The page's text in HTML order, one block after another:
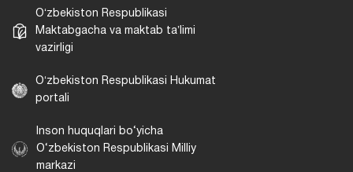
Oʻzbekiston Respublikasi
Maktabgacha va maktab taʼlimi
vazirligi
Oʻzbekiston Respublikasi Hukumat
portali
Inson huquqlari bo‘yicha
O‘zbekiston Respublikasi Milliy
markazi